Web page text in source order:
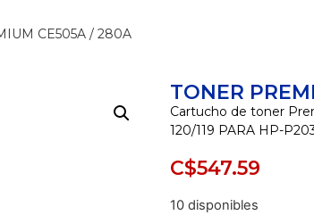
CE505A / 280A
TONER
Cartucho de toner
120/119 PARA HP-
C$547.59
10 disponibles